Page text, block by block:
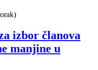
izbor članova
manjine u